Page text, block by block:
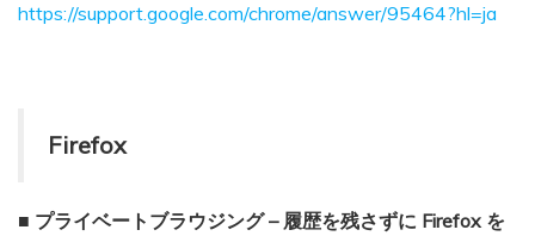
https://support.google.com/chrome/answer/95464?hl=ja
Firefox
■ プライベートブラウジング – 履歴を残さずに Firefox を